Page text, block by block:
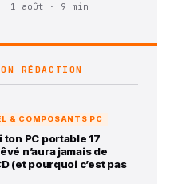
1 août · 9 min
RÉDACTION
& COMPOSANTS PC
ton PC portable 17
n’aura jamais de
(et pourquoi c’est pas